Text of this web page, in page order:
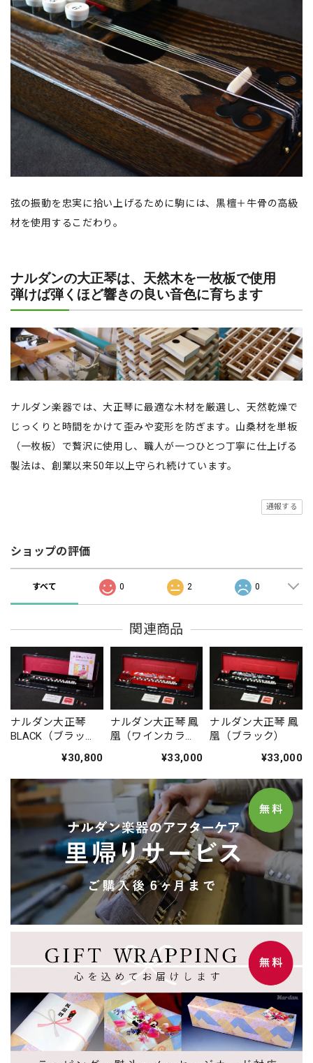
弦の振動を忠実に拾い上げるために駒には、黒檀＋牛骨の高級
材を使用するこだわり。
ナルダンの大正琴は、天然木を一枚板で使用
弾けば弾くほど響きの良い音色に育ちます
ナルダン楽器では、大正琴に最適な木材を厳選し、天然乾燥で
じっくりと時間をかけて歪みや変形を防ぎます。山桑材を単板
（一枚板）で贅沢に使用し、職人が一つひとつ丁寧に仕上げる
製法は、創業以来50年以上守られ続けています。
通報する
ショップの評価
すべて 0 2 0
関連商品
ナルダン大正琴
BLACK（ブラッ
向けセット¥30,800
ナルダン大正琴 鳳
凰（ワインカラ
¥33,000
ナルダン大正琴 鳳
凰（ブラック）
¥33,000